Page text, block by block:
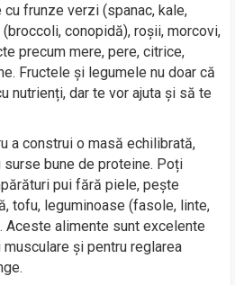
frunze verzi (spanac, kale,
conopidă), roșii, morcovi,
precum mere, pere, citrice,
Fructele și legumele nu doar că
nutrienți, dar te vor ajuta și să te
a construi o masă echilibrată,
bune de proteine. Poți
pui fără piele, pește
tofu, leguminoase (fasole, linte,
Aceste alimente sunt excelente
și pentru reglarea